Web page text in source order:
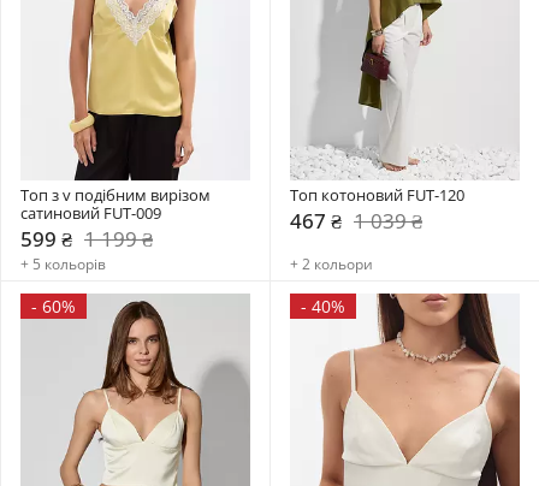
Топ з v подібним вирізом
сатиновий FUT-009
599 ₴ 1 199 ₴
+ 5 кольорів
Топ котоновий FUT-120
467 ₴ 1 039 ₴
+ 2 кольори
- 60% - 40%